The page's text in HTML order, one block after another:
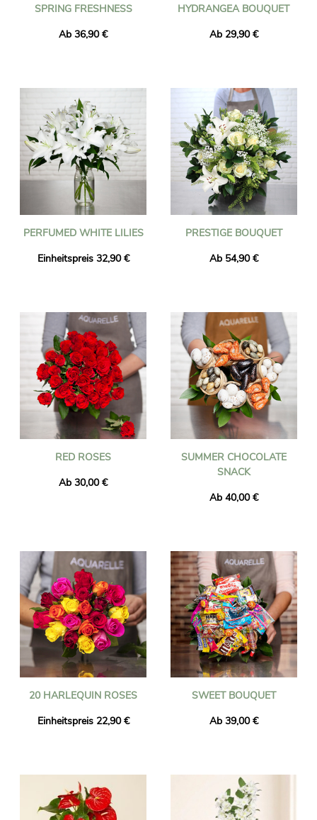
SPRING FRESHNESS
Ab 36,90 €
HYDRANGEA BOUQUET
Ab 29,90 €
PERFUMED WHITE LILIES
Einheitspreis 32,90 €
PRESTIGE BOUQUET
Ab 54,90 €
RED ROSES
Ab 30,00 €
SUMMER CHOCOLATE
SNACK
Ab 40,00 €
20 HARLEQUIN ROSES
Einheitspreis 22,90 €
SWEET BOUQUET
Ab 39,00 €